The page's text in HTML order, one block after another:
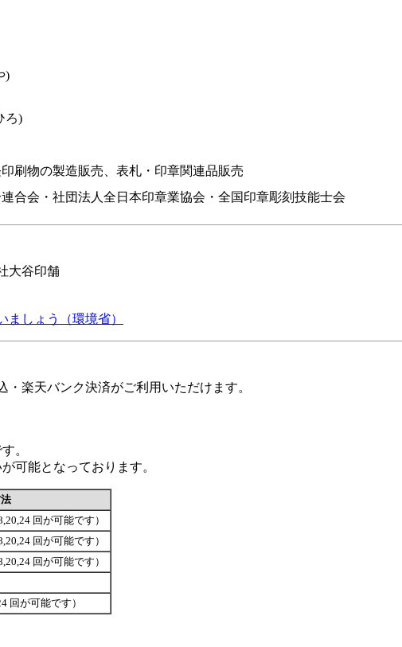
)
ろ)
刷物の製造販売、表札・印章関連品販売
合会・社団法人全日本印章業協会・全国印章彫刻技能士会
大谷印舗
しょう（環境省）
楽天バンク決済がご利用いただけます。
。
可能となっております。
回が可能です）
回が可能です）
回が可能です）
回が可能です）